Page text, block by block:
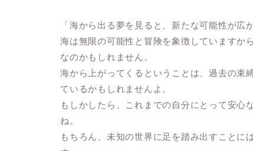
「海から出る夢を見ると、新たな可能性が広
海は無限の可能性と冒険を象徴していますか
なのかもしれません。
海から上がってくるということは、過去の束
ているかもしれませんよ。
もしかしたら、これまでの自分にとって安心
ね。
もちろん、未知の世界に足を踏み出すことに